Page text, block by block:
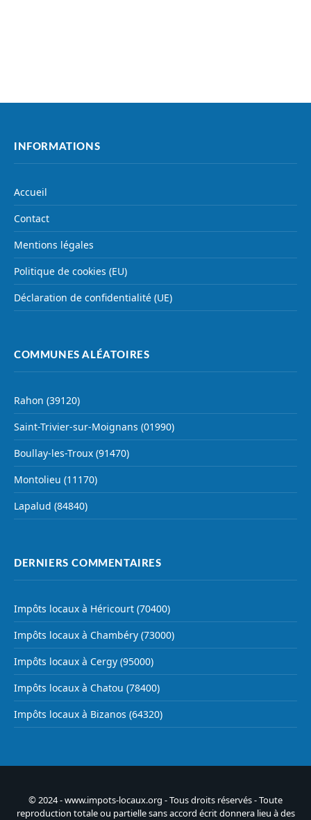
INFORMATIONS
Accueil
Contact
Mentions légales
Politique de cookies (EU)
Déclaration de confidentialité (UE)
COMMUNES ALÉATOIRES
Rahon (39120)
Saint-Trivier-sur-Moignans (01990)
Boullay-les-Troux (91470)
Montolieu (11170)
Lapalud (84840)
DERNIERS COMMENTAIRES
Impôts locaux à Héricourt (70400)
Impôts locaux à Chambéry (73000)
Impôts locaux à Cergy (95000)
Impôts locaux à Chatou (78400)
Impôts locaux à Bizanos (64320)
© 2024 - www.impots-locaux.org - Tous droits réservés - Toute
reproduction totale ou partielle sans accord écrit donnera lieu à des